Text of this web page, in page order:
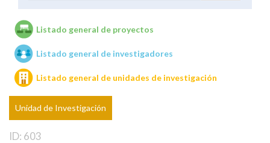
Unidades de investigación
Listado general de proyectos
Listado general de investigadores
Listado general de unidades de investigación
Unidad de Investigación
ID: 603